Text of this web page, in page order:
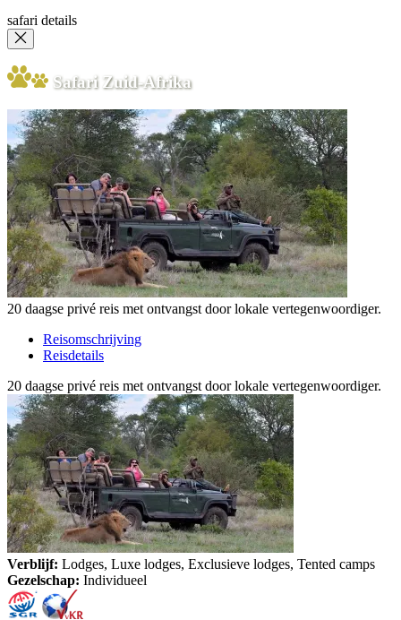
safari details
Safari Zuid-Afrika
20 daagse privé reis met ontvangst door lokale vertegenwoordiger.
Reisomschrijving
Reisdetails
20 daagse privé reis met ontvangst door lokale vertegenwoordiger.
Verblijf: Lodges, Luxe lodges, Exclusieve lodges, Tented camps
Gezelschap: Individueel